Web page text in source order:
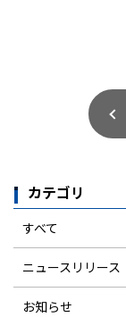
カテゴリ
すべて
ニュースリリース
お知らせ